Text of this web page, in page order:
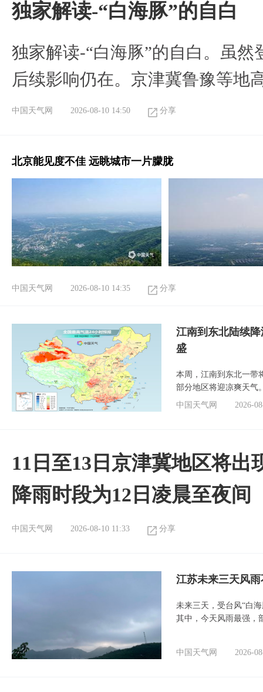
​独家解读-“白海豚”的自白
独家解读-“白海豚”的自白。虽然
后续影响仍在。京津冀鲁豫等地
中国天气网 2026-08-10 14:50 分享
北京能见度不佳 远眺城市一片朦胧
中国天气网 2026-08-10 14:35 分享
江南到东北陆续
盛
本周，江南到东北一带
部分地区将迎凉爽天气
中国天气网
2026-
11日至13日京津冀地区将出
降雨时段为12日凌晨至夜间
中国天气网 2026-08-10 11:33 分享
江苏未来三天风
未来三天，受台风“白
其中，今天风雨最强，
中国天气网 2026-